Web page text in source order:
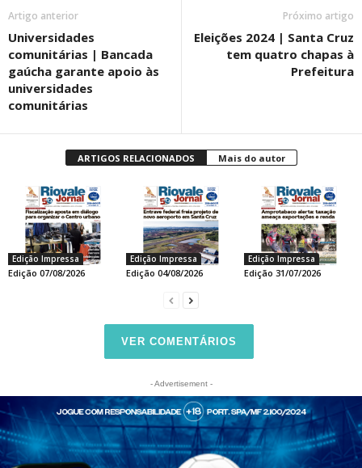
Artigo anterior
Universidades
comunitárias | Bancada
gaúcha garante apoio às
universidades
comunitárias
Próximo artigo
Eleições 2024 | Santa Cruz
tem quatro chapas à
Prefeitura
ARTIGOS RELACIONADOS Mais do autor
Edição Impressa
Edição 07/08/2026
Edição Impressa
Edição 04/08/2026
Edição Impressa
Edição 31/07/2026
VER COMENTÁRIOS
- Advertisement -